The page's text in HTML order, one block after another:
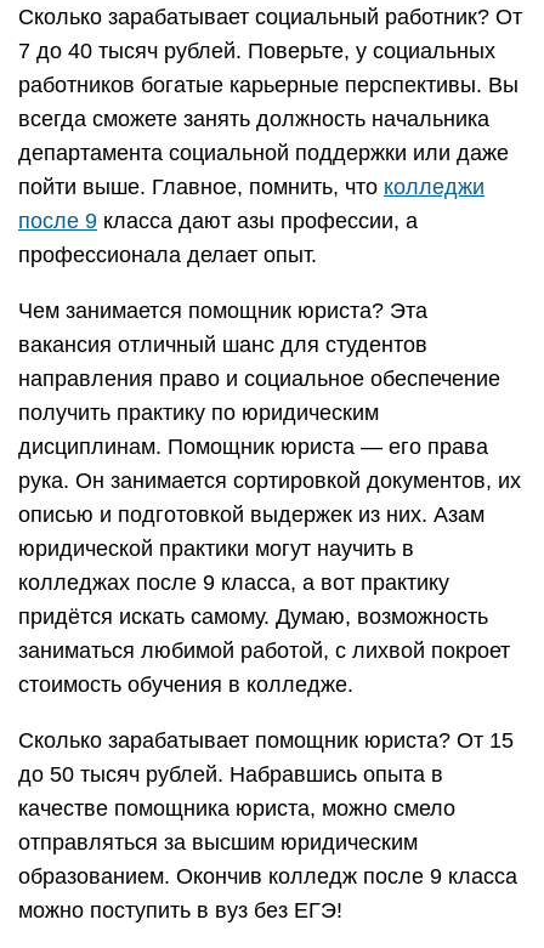
Сколько зарабатывает социальный работник? От
7 до 40 тысяч рублей. Поверьте, у социальных
работников богатые карьерные перспективы. Вы
всегда сможете занять должность начальника
департамента социальной поддержки или даже
пойти выше. Главное, помнить, что колледжи
после 9 класса дают азы профессии, а
профессионала делает опыт.
Чем занимается помощник юриста? Эта
вакансия отличный шанс для студентов
направления право и социальное обеспечение
получить практику по юридическим
дисциплинам. Помощник юриста — его права
рука. Он занимается сортировкой документов, их
описью и подготовкой выдержек из них. Азам
юридической практики могут научить в
колледжах после 9 класса, а вот практику
придётся искать самому. Думаю, возможность
заниматься любимой работой, с лихвой покроет
стоимость обучения в колледже.
Сколько зарабатывает помощник юриста? От 15
до 50 тысяч рублей. Набравшись опыта в
качестве помощника юриста, можно смело
отправляться за высшим юридическим
образованием. Окончив колледж после 9 класса
можно поступить в вуз без ЕГЭ!